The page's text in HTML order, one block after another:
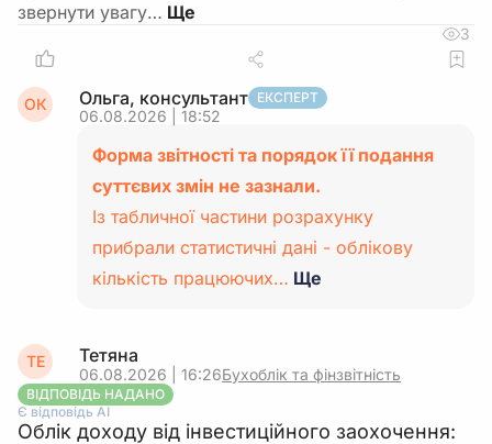
звернути увагу…
3
ОК Ольга, консультант ЕКСПЕРТ
06.08.2026 | 18:52
Форма звітності та порядок її подання
суттєвих змін не зазнали.
Із табличної частини розрахунку
прибрали статистичні дані - облікову
кількість працюючих… Ще
ТЕ Тетяна
06.08.2026 | 16:26Бухоблік та фінзвітність
ВІДПОВІДЬ НАДАНО
Є відповідь АІ
Облік доходу від інвестиційного заохочення: